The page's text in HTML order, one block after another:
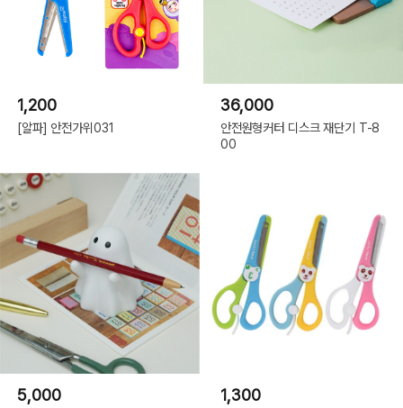
1,200
[알파] 안전가위031
36,000
안전원형커터 디스크 재단기 T-8
00
5,000 1,300